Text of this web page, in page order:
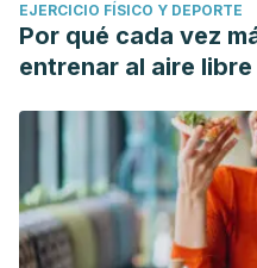
EJERCICIO FÍSICO Y DEPORTE
Por qué cada vez
entrenar al aire